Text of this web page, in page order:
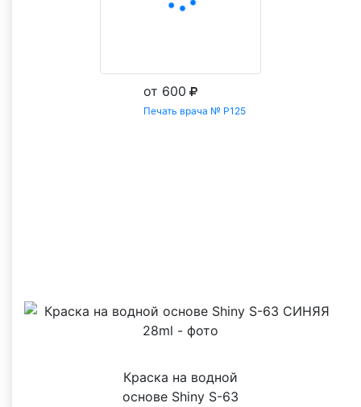
от 600
Печать врача № Р125
Краска на водной
основе Shiny S-63